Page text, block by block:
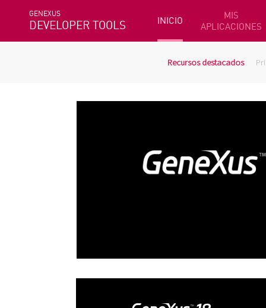
GENEXUS
DEVELOPER TOOLS INICIO
MIS
APLICACIONES
Recursos destacados